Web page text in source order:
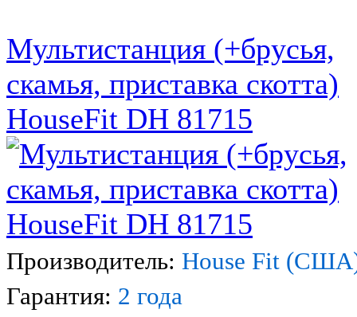
Мультистанция (+брусья,
скамья, приставка скотта)
HouseFit DH 81715
Производитель: House Fit
Гарантия: 2 года